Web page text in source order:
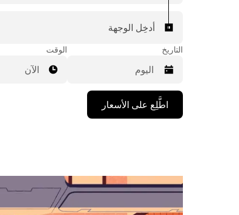
أدخِل الوجهة
التاريخ
اضغط
على
مفتاح
التقويم
واختيار
اضغط
الوقت
الآن
اطَّلِع على الأسعار